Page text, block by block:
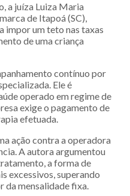
a juíza Luiza Maria
de Itapoá (SC),
impor um teto nas taxas
de uma criança
contínuo por
Ele é
operado em regime de
exige o pagamento de
efetuada.
ação contra a operadora
A autora argumentou
a forma de
excessivos, superando
da mensalidade fixa.